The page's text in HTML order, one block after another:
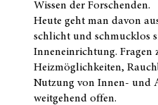
Wissen der Forschenden.
Heute geht man davon
schlicht und schmucklos
Inneneinrichtung. Fragen
Heizmöglichkeiten,
Nutzung von Innen- und
weitgehend offen.